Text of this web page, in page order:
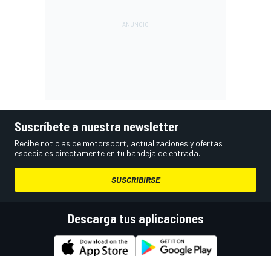
Suscríbete a nuestra newsletter
Recibe noticias de motorsport, actualizaciones y ofertas
especiales directamente en tu bandeja de entrada.
SUSCRIBIRSE
Descarga tus aplicaciones